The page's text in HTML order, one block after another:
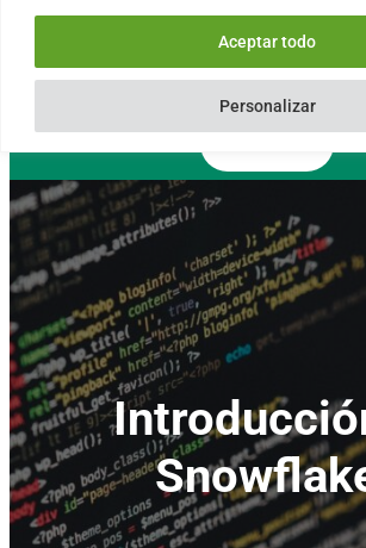
Personalizar
Aceptar todo
0034 – 644 79 25 79
Lun – Vie 9:00 AM a